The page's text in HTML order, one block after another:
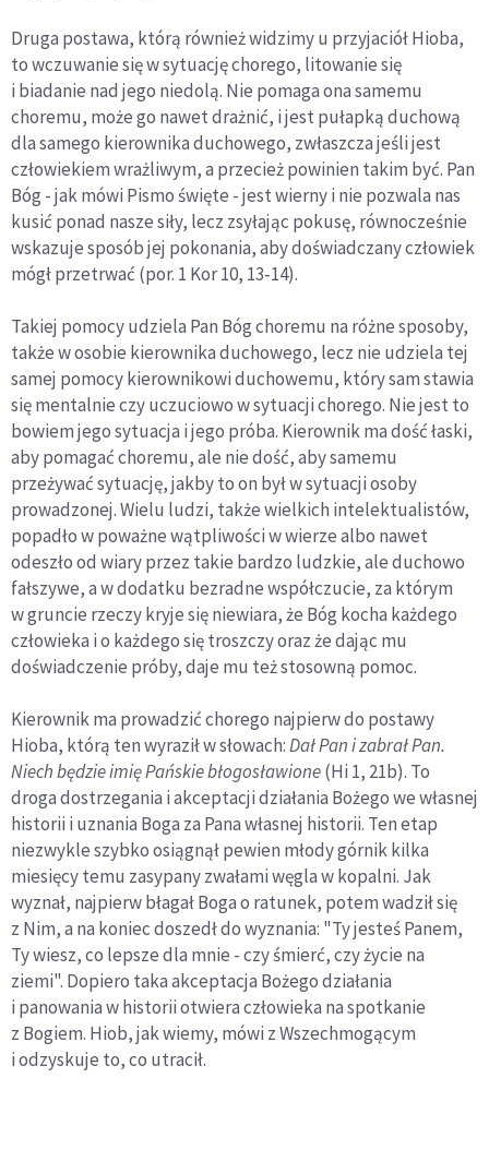
Druga postawa, którą również widzimy u przyjaciół Hioba,
to wczuwanie się w sytuację chorego, litowanie się
i biadanie nad jego niedolą. Nie pomaga ona samemu
choremu, może go nawet drażnić, i jest pułapką duchową
dla samego kierownika duchowego, zwłaszcza jeśli jest
człowiekiem wrażliwym, a przecież powinien takim być. Pan
Bóg - jak mówi Pismo święte - jest wierny i nie pozwala nas
kusić ponad nasze siły, lecz zsyłając pokusę, równocześnie
wskazuje sposób jej pokonania, aby doświadczany człowiek
mógł przetrwać (por. 1 Kor 10, 13‑14).
Takiej pomocy udziela Pan Bóg choremu na różne sposoby,
także w osobie kierownika duchowego, lecz nie udziela tej
samej pomocy kierownikowi duchowemu, który sam stawia
się mentalnie czy uczuciowo w sytuacji chorego. Nie jest to
bowiem jego sytuacja i jego próba. Kierownik ma dość łaski,
aby pomagać choremu, ale nie dość, aby samemu
przeżywać sytuację, jakby to on był w sytuacji osoby
prowadzonej. Wielu ludzi, także wielkich intelektualistów,
popadło w poważne wątpliwości w wierze albo nawet
odeszło od wiary przez takie bardzo ludzkie, ale duchowo
fałszywe, a w dodatku bezradne współczucie, za którym
w gruncie rzeczy kryje się niewiara, że Bóg kocha każdego
człowieka i o każdego się troszczy oraz że dając mu
doświadczenie próby, daje mu też stosowną pomoc.
Kierownik ma prowadzić chorego najpierw do postawy
Hioba, którą ten wyraził w słowach:Dał Pan i zabrał Pan.
Niech będzie imię Pańskie błogosławione(Hi 1, 21b). To
droga dostrzegania i akceptacji działania Bożego we własnej
historii i uznania Boga za Pana własnej historii. Ten etap
niezwykle szybko osiągnął pewien młody górnik kilka
miesięcy temu zasypany zwałami węgla w kopalni. Jak
wyznał, najpierw błagał Boga o ratunek, potem wadził się
z Nim, a na koniec doszedł do wyznania: "Ty jesteś Panem,
Ty wiesz, co lepsze dla mnie - czy śmierć, czy życie na
ziemi". Dopiero taka akceptacja Bożego działania
i panowania w historii otwiera człowieka na spotkanie
z Bogiem. Hiob, jak wiemy, mówi z Wszechmogącym
i odzyskuje to, co utracił.